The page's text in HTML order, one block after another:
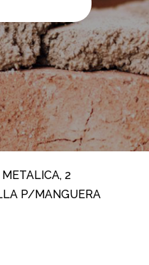
2
P/MANGUERA